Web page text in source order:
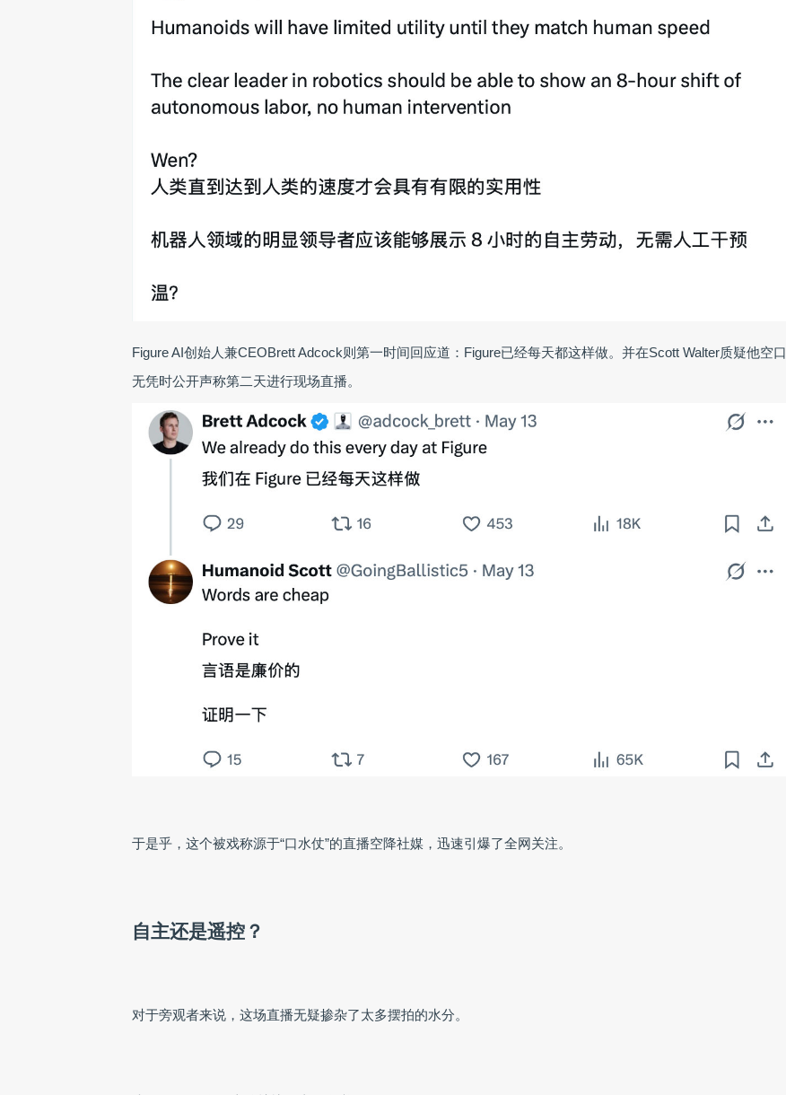
Figure AI创始人兼CEOBrett Adcock则第一时间回应道：Figure已经每天都这样做。并在Scott Walter质疑他空口
无凭时公开声称第二天进行现场直播。
于是乎，这个被戏称源于“口水仗”的直播空降社媒，迅速引爆了全网关注。
自主还是遥控？
对于旁观者来说，这场直播无疑掺杂了太多摆拍的水分。